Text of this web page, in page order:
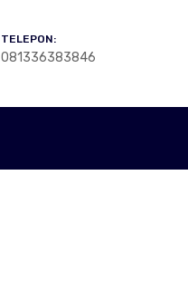
TELEPON:
081336383846